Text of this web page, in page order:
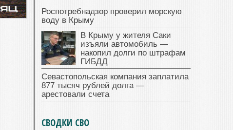
Роспотребнадзор проверил морскую
воду в Крыму
В Крыму у жителя Саки
изъяли автомобиль —
накопил долги по штрафам
ГИБДД
Севастопольская компания заплатила
877 тысяч рублей долга —
арестовали счета
СВОДКИ СВО